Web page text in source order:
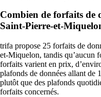
Combien de forfaits de
Saint-Pierre-et-
trifa propose 25 forfaits de
et-Miquelon, tandis qu’aucun
forfaits varient en prix,
plafonds de données allant de
plutôt que des plafonds
forfaits concernés.